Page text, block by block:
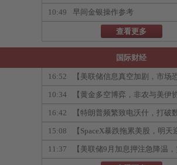
10:49 早间金银操作参考
查看更多
国际财经
16:52 【美联储信息真空加剧，市场
10:34 【黄金多空博弈，非农与美伊
16:42 【特朗普频繁致电沃什，打破
15:08 【SpaceX暴跌拖累美股，明天
11:37 【美联储9月加息押注急降温，